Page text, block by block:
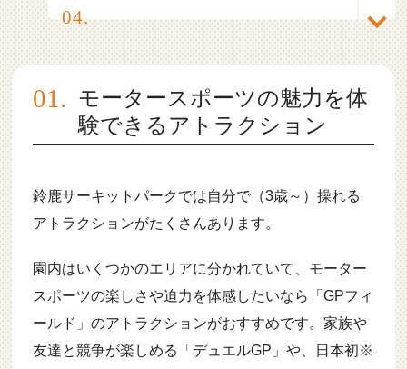
モータースポーツの魅力を体
験できるアトラクション
鈴鹿サーキットパークでは自分で（3歳～）操れる
アトラクションがたくさんあります。
園内はいくつかのエリアに分かれていて、モーター
スポーツの楽しさや迫力を体感したいなら「GPフィ
ールド」のアトラクションがおすすめです。家族や
友達と競争が楽しめる「デュエルGP」や、日本初※